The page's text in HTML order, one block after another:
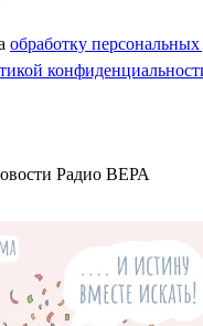
обработку
Радио ВЕРА